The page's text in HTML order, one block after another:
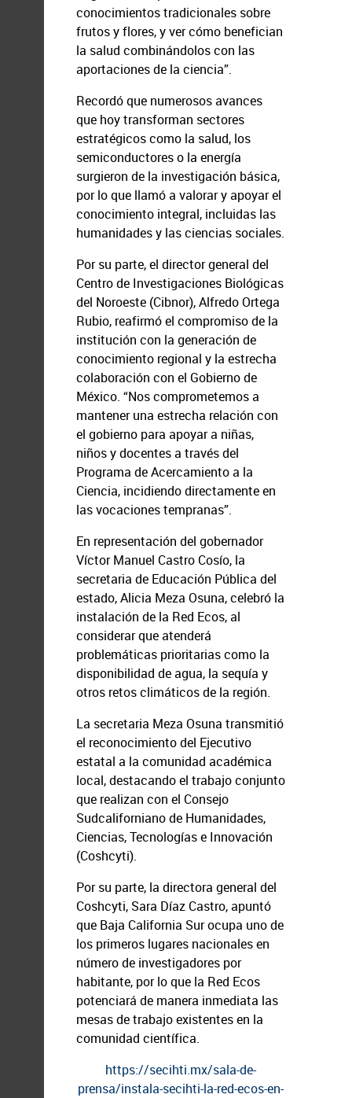
conocimientos tradicionales sobre
frutos y flores, y ver cómo benefician
la salud combinándolos con las
aportaciones de la ciencia”.
Recordó que numerosos avances
que hoy transforman sectores
estratégicos como la salud, los
semiconductores o la energía
surgieron de la investigación básica,
por lo que llamó a valorar y apoyar el
conocimiento integral, incluidas las
humanidades y las ciencias sociales.
Por su parte, el director general del
Centro de Investigaciones Biológicas
del Noroeste (Cibnor), Alfredo Ortega
Rubio, reafirmó el compromiso de la
institución con la generación de
conocimiento regional y la estrecha
colaboración con el Gobierno de
México. “Nos comprometemos a
mantener una estrecha relación con
el gobierno para apoyar a niñas,
niños y docentes a través del
Programa de Acercamiento a la
Ciencia, incidiendo directamente en
las vocaciones tempranas”.
En representación del gobernador
Víctor Manuel Castro Cosío, la
secretaria de Educación Pública del
estado, Alicia Meza Osuna, celebró la
instalación de la Red Ecos, al
considerar que atenderá
problemáticas prioritarias como la
disponibilidad de agua, la sequía y
otros retos climáticos de la región.
La secretaria Meza Osuna transmitió
el reconocimiento del Ejecutivo
estatal a la comunidad académica
local, destacando el trabajo conjunto
que realizan con el Consejo
Sudcaliforniano de Humanidades,
Ciencias, Tecnologías e Innovación
(Coshcyti).
Por su parte, la directora general del
Coshcyti, Sara Díaz Castro, apuntó
que Baja California Sur ocupa uno de
los primeros lugares nacionales en
número de investigadores por
habitante, por lo que la Red Ecos
potenciará de manera inmediata las
mesas de trabajo existentes en la
comunidad científica.
https://secihti.mx/sala-de-
prensa/instala-secihti-la-red-ecos-en-